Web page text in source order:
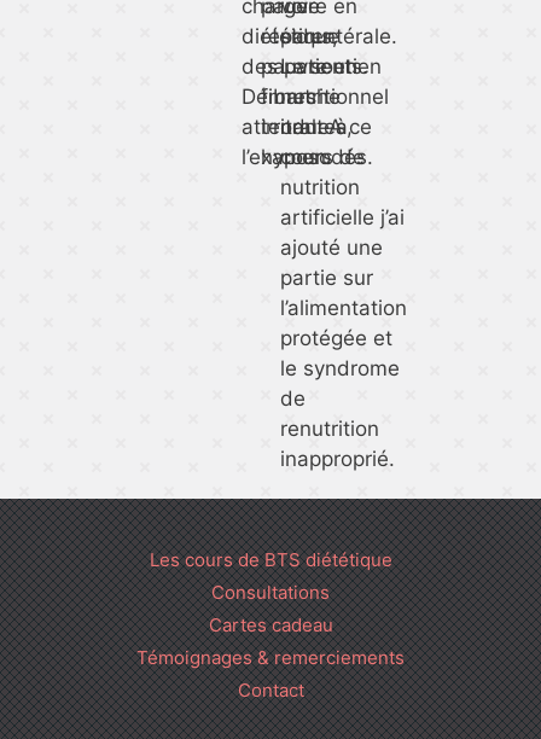
charge
diététique
des patients.
Démarche
attendue à
l’examen.
pauvre en
résidus,
pauvre en
fibres
irritantes,
hyposodés.
voie
parentérale.
Le soutien
nutritionnel
oral. A ce
cours de
nutrition
artificielle j’ai
ajouté une
partie sur
l’alimentation
protégée et
le syndrome
de
renutrition
inapproprié.
Les cours de BTS diététique
Consultations
Cartes cadeau
Témoignages & remerciements
Contact